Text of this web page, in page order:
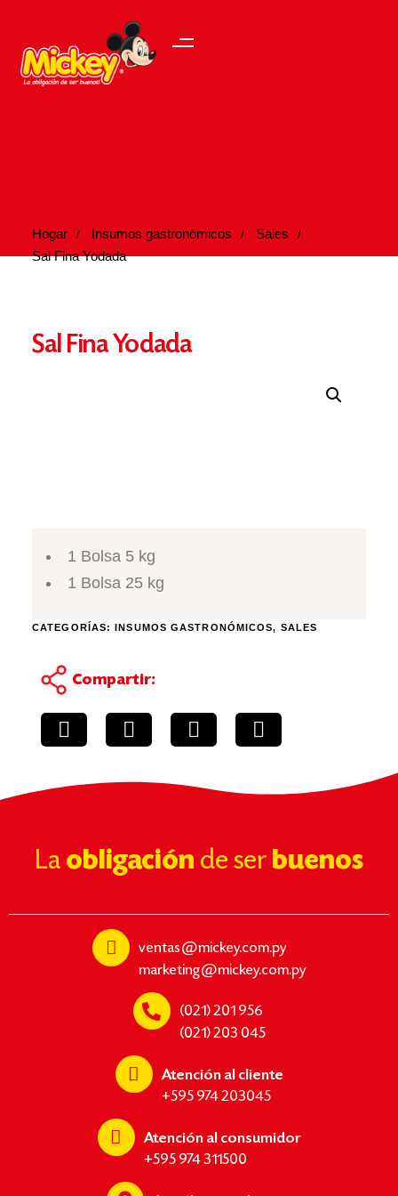
Hogar Insumos gastronómicos
Sales
Sal Fina Yodada
Sal Fina Yodada
1 Bolsa 5 kg
1 Bolsa 25 kg
CATEGORÍAS:INSUMOS GASTRONÓMICOS, SALES
Compartir:
La obligación de ser buenos
ventas@mickey.com.py
marketing@mickey.com.py
(021) 201 956
(021) 203 045
Atención al cliente
+595 974 203045
Atención al consumidor
+595 974 311500